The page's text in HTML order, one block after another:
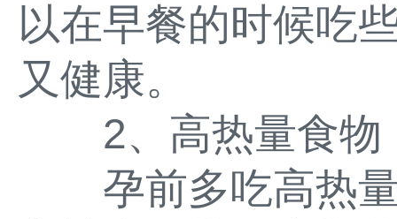
以在早餐的时候吃
又健康。
2、高热量食物
孕前多吃高热量